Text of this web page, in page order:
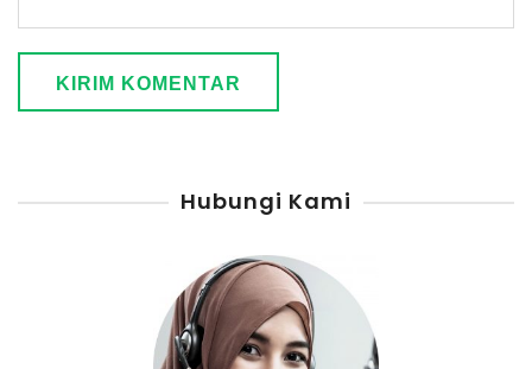
Hubungi Kami